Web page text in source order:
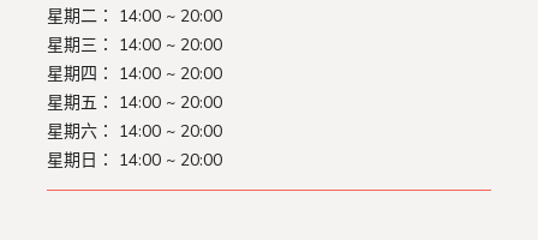
星期二： 14:00 ~ 20:00
星期三： 14:00 ~ 20:00
星期四： 14:00 ~ 20:00
星期五： 14:00 ~ 20:00
星期六： 14:00 ~ 20:00
星期日： 14:00 ~ 20:00